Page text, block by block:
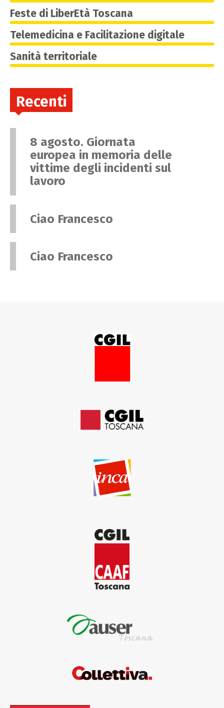
Feste di LiberEtà Toscana
Telemedicina e Facilitazione digitale
Sanità territoriale
Recenti
8 agosto. Giornata
europea in memoria delle
vittime degli incidenti sul
lavoro
Ciao Francesco
Ciao Francesco